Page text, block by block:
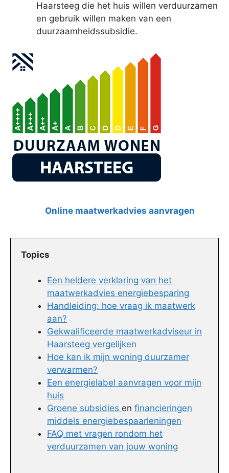
Haarsteeg die het huis willen verduurzamen
en gebruik willen maken van een
duurzaamheidssubsidie.
Online maatwerkadvies aanvragen
Topics
Een heldere verklaring van het
maatwerkadvies energiebesparing
Handleiding: hoe vraag ik maatwerk
aan?
Gekwalificeerde maatwerkadviseur in
Haarsteeg vergelijken
Hoe kan ik mijn woning duurzamer
verwarmen?
Een energielabel aanvragen voor mijn
huis
Groene subsidies en financieringen
middels energiebespaarleningen
FAQ met vragen rondom het
verduurzamen van jouw woning